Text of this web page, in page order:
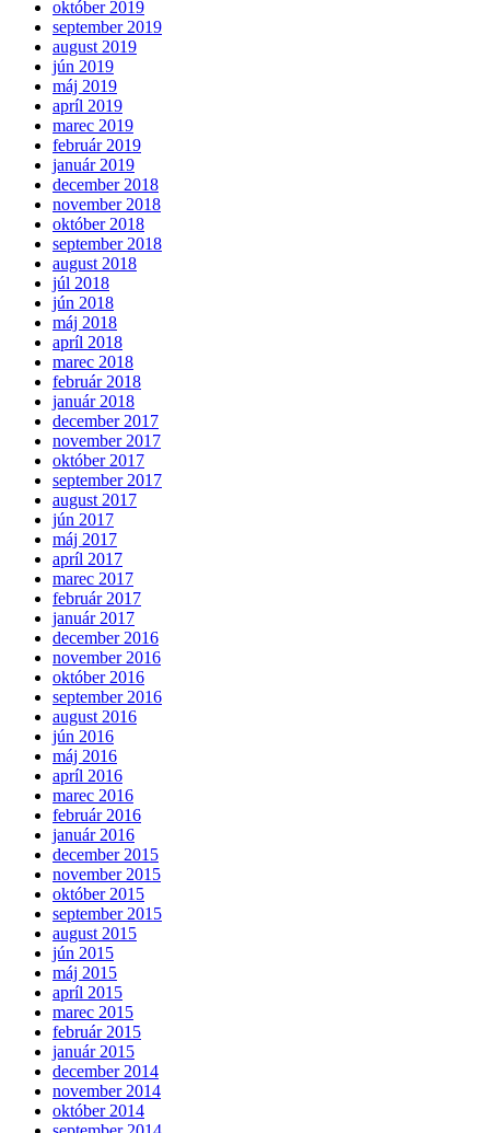
október 2019
september 2019
august 2019
jún 2019
máj 2019
apríl 2019
marec 2019
február 2019
január 2019
december 2018
november 2018
október 2018
september 2018
august 2018
júl 2018
jún 2018
máj 2018
apríl 2018
marec 2018
február 2018
január 2018
december 2017
november 2017
október 2017
september 2017
august 2017
jún 2017
máj 2017
apríl 2017
marec 2017
február 2017
január 2017
december 2016
november 2016
október 2016
september 2016
august 2016
jún 2016
máj 2016
apríl 2016
marec 2016
február 2016
január 2016
december 2015
november 2015
október 2015
september 2015
august 2015
jún 2015
máj 2015
apríl 2015
marec 2015
február 2015
január 2015
december 2014
november 2014
október 2014